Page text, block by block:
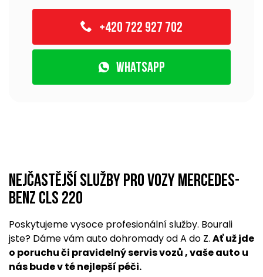
+420 722 927 702
WhatsApp
Nejčastější služby pro vozy Mercedes-
Benz CLS 220
Poskytujeme vysoce profesionální služby. Bourali
jste? Dáme vám auto dohromady od A do Z. Ať už jde
o poruchu či pravidelný servis vozů , vaše auto u
nás bude v té nejlepší péči.